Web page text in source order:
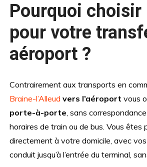
Pourquoi choisir
pour votre
aéroport ?
Contrairement aux transports en
Braine-l’Alleud vers l’aéroport vous
porte-à-porte, sans
horaires de train ou de bus. Vous êtes
directement à votre domicile, avec
conduit jusqu’à l’entrée du terminal,